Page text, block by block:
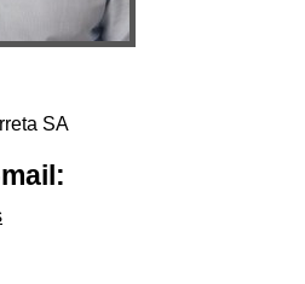
SA